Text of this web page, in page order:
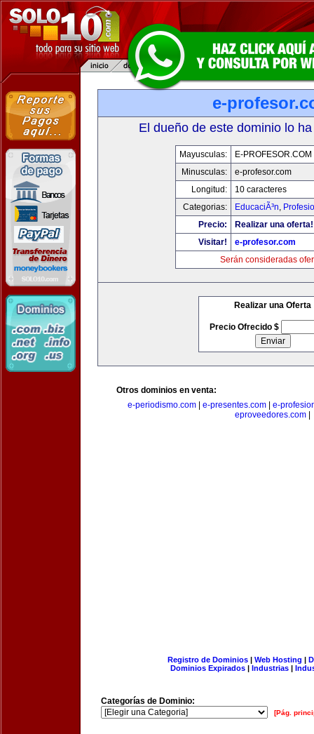
e-
El dueño de este dominio lo
Mayusculas:
E-PROFESOR.COM
Minusculas:
e-profesor.com
Longitud:
10 caracteres
Categorias:
EducaciÃ³n,
Precio:
Realizar una oferta!
Visitar!
e-profesor.com
Serán consideradas
Realizar una Oferta
Precio Ofrecido $
Otros dominios en venta:
e-periodismo.com
e-presentes.com
e-
eproveedores.com
Registro de Dominios| Web Hosting |
Dominios Expirados | Industrias |
Categorías de Dominio:
[Pág.